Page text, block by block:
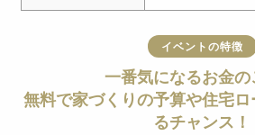
イベントの特徴
一番気になるお金の
無料で家づくりの予算や住宅
るチャンス！